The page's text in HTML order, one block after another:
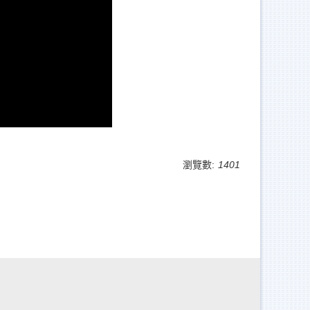
瀏覽數: 1401